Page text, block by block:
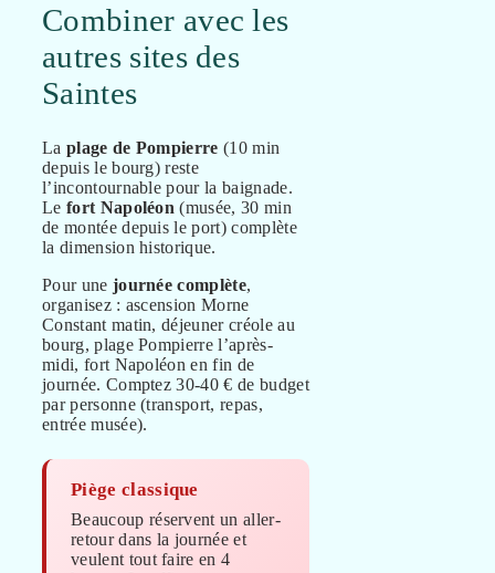
Combiner avec les
autres sites des
Saintes
La plage de Pompierre (10 min
depuis le bourg) reste
l’incontournable pour la baignade.
Le fort Napoléon (musée, 30 min
de montée depuis le port) complète
la dimension historique.
Pour une journée complète,
organisez : ascension Morne
Constant matin, déjeuner créole au
bourg, plage Pompierre l’après-
midi, fort Napoléon en fin de
journée. Comptez 30-40 € de budget
par personne (transport, repas,
entrée musée).
Piège classique
Beaucoup réservent un aller-
retour dans la journée et
veulent tout faire en 4